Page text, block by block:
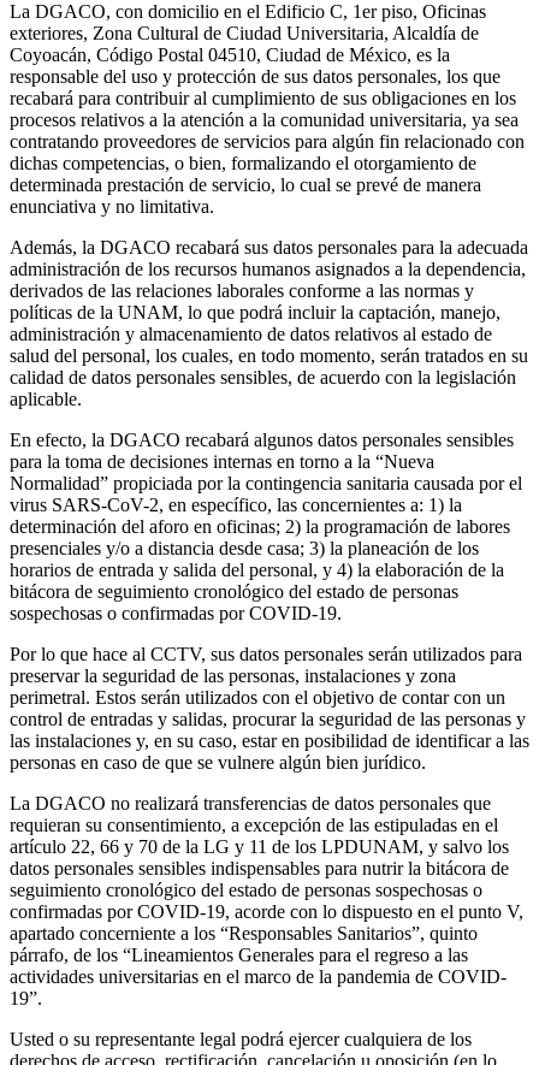
La DGACO, con domicilio en el Edificio C, 1er piso, Oficinas
exteriores, Zona Cultural de Ciudad Universitaria, Alcaldía de
Coyoacán, Código Postal 04510, Ciudad de México, es la
responsable del uso y protección de sus datos personales, los que
recabará para contribuir al cumplimiento de sus obligaciones en los
procesos relativos a la atención a la comunidad universitaria, ya sea
contratando proveedores de servicios para algún fin relacionado con
dichas competencias, o bien, formalizando el otorgamiento de
determinada prestación de servicio, lo cual se prevé de manera
enunciativa y no limitativa.
Además, la DGACO recabará sus datos personales para la adecuada
administración de los recursos humanos asignados a la dependencia,
derivados de las relaciones laborales conforme a las normas y
políticas de la UNAM, lo que podrá incluir la captación, manejo,
administración y almacenamiento de datos relativos al estado de
salud del personal, los cuales, en todo momento, serán tratados en su
calidad de datos personales sensibles, de acuerdo con la legislación
aplicable.
En efecto, la DGACO recabará algunos datos personales sensibles
para la toma de decisiones internas en torno a la “Nueva
Normalidad” propiciada por la contingencia sanitaria causada por el
virus SARS-CoV-2, en específico, las concernientes a: 1) la
determinación del aforo en oficinas; 2) la programación de labores
presenciales y/o a distancia desde casa; 3) la planeación de los
horarios de entrada y salida del personal, y 4) la elaboración de la
bitácora de seguimiento cronológico del estado de personas
sospechosas o confirmadas por COVID-19.
Por lo que hace al CCTV, sus datos personales serán utilizados para
preservar la seguridad de las personas, instalaciones y zona
perimetral. Estos serán utilizados con el objetivo de contar con un
control de entradas y salidas, procurar la seguridad de las personas y
las instalaciones y, en su caso, estar en posibilidad de identificar a las
personas en caso de que se vulnere algún bien jurídico.
La DGACO no realizará transferencias de datos personales que
requieran su consentimiento, a excepción de las estipuladas en el
artículo 22, 66 y 70 de la LG y 11 de los LPDUNAM, y salvo los
datos personales sensibles indispensables para nutrir la bitácora de
seguimiento cronológico del estado de personas sospechosas o
confirmadas por COVID-19, acorde con lo dispuesto en el punto V,
apartado concerniente a los “Responsables Sanitarios”, quinto
párrafo, de los “Lineamientos Generales para el regreso a las
actividades universitarias en el marco de la pandemia de COVID-
19”.
Usted o su representante legal podrá ejercer cualquiera de los